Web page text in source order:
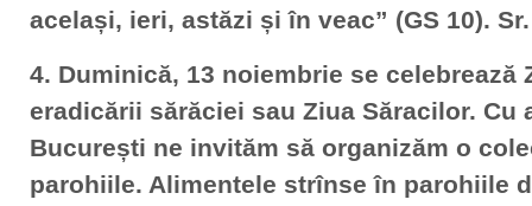
același, ieri, astăzi și în veac” (GS 10).
4. Duminică, 13 noiembrie se celebrează
eradicării sărăciei sau Ziua Săracilor. Cu
București ne invităm să organizăm o
parohiile. Alimentele strînse în parohiile